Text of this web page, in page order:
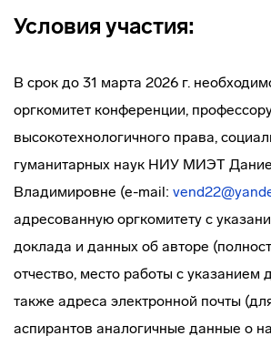
Условия участия:
В срок до 31 марта 2026 г.
оргкомитет конференции,
высокотехнологичного права,
гуманитарных наук НИУ МИЭТ
Владимировне (e-mail:
адресованную оргкомитету с
доклада и данных об авторе
отчество, место работы с указанием
также адреса электронной почты
аспирантов аналогичные данные о